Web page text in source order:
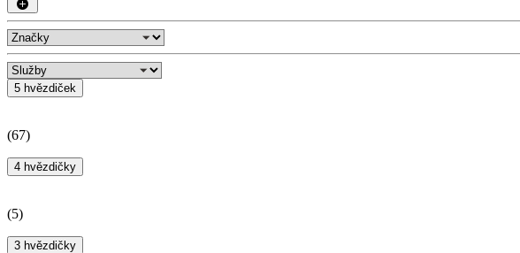
5 hvězdiček
(67)
4 hvězdičky
(5)
3 hvězdičky